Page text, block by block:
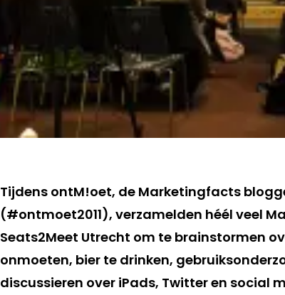
Tijdens ontM!oet, de Marketingfacts
(#ontmoet2011), verzamelden héél veel
Seats2Meet Utrecht om te brainstormen
onmoeten, bier te drinken,
discussieren over iPads, Twitter en social